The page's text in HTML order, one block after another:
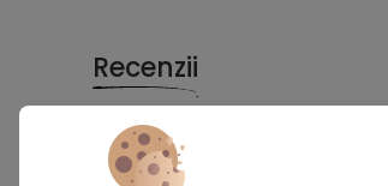
Recenzii